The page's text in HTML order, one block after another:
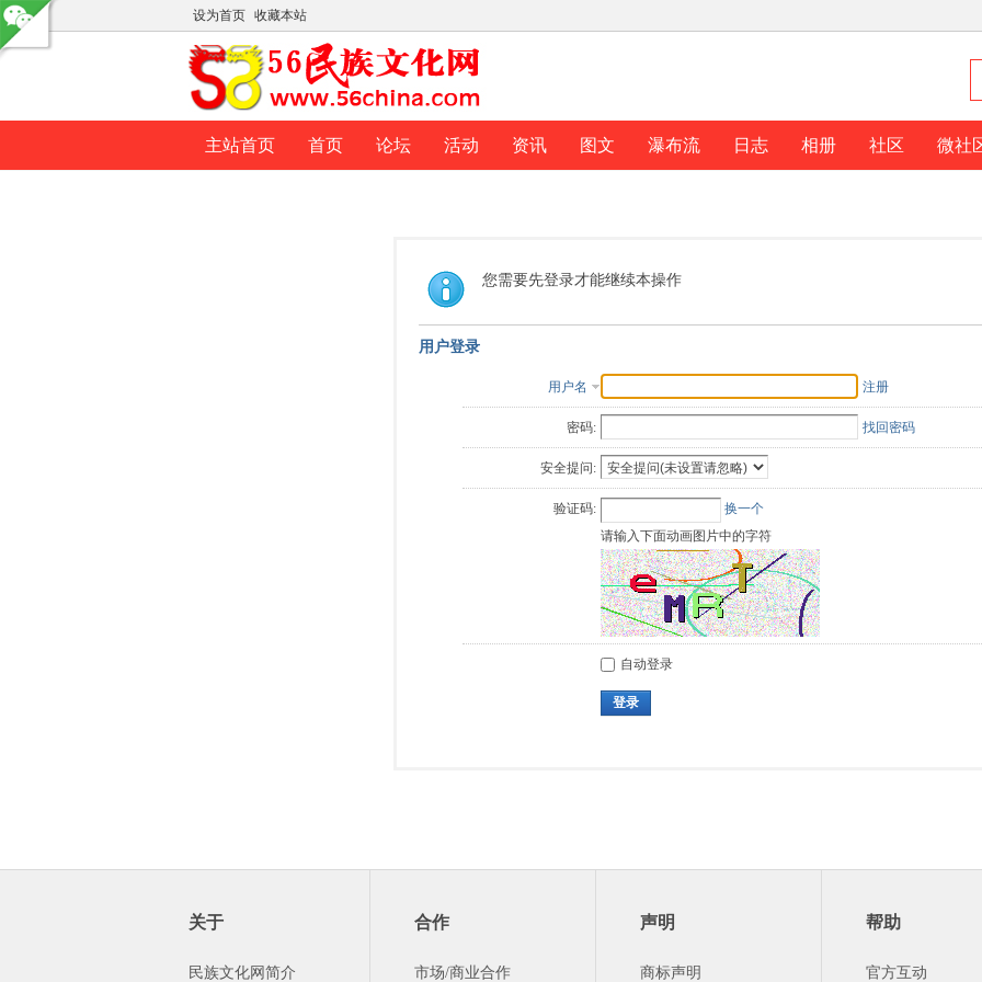
设为首页 收藏本站
主站首页 首页 论坛 活动 资讯 图文 瀑布流 日志 相册 社区 微社
您需要先登录才能继续本操作
用户登录
用户名 注册
密码: 找回密码
安全提问:
验证码:
换一个
请输入下面动画图片中的字符
自动登录
登录
关于
民族文化网简介
合作
市场/商业合作
声明
商标声明
帮助
官方互动